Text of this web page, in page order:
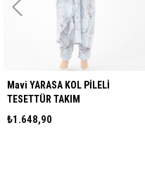
YARASA KOL PİLELİ
TAKIM